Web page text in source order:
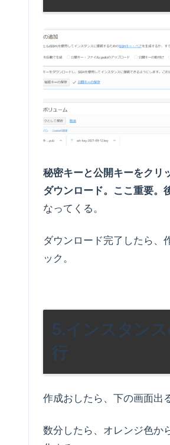
秘密キーと公開キーをクリ
ダウンロード。ここ重要。
なってくる。
ダウンロード完了したら、
ック。
5.インスタン
行
作成おしたら、下の画面出
数分したら、オレンジ色か